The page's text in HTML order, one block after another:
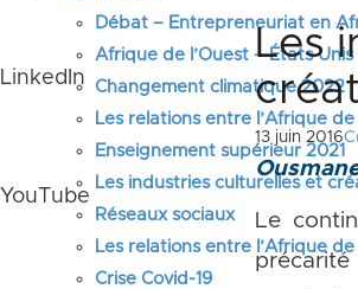
LinkedIn
YouTube
Débat – Entrepreneuriat en
Afrique de l’Ouest – États Unis
Changement climatique 2022
Les relations entre l’Afrique
Enseignement supérieur 2021
Les industries culturelles et
Réseaux sociaux
Les relations entre l’Afrique de
Crise Covid-19
Les
13 juin 2016
Le